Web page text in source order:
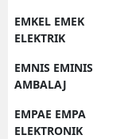
EMKEL EMEK
ELEKTRIK
EMNIS EMINIS
AMBALAJ
EMPAE EMPA
ELEKTRONIK